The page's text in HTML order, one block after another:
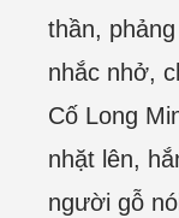
thần,
nhắc nhở,
Cố Long
nhặt lên,
người gỗ